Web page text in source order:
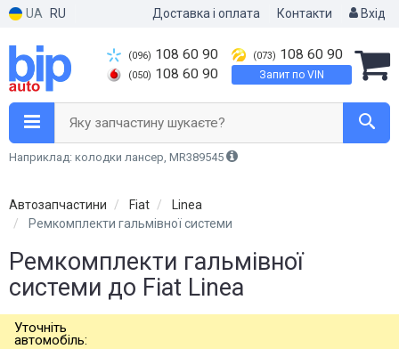
UA RU Доставка і оплата Контакти Вхід
(096) 108 60 90
(050) 108 60 90
(073) 108 60 90
Запит по VIN
Яку запчастину шукаєте?
Наприклад: колодки лансер, MR389545
Автозапчастини Fiat
Linea
Ремкомплекти гальмівної системи
Ремкомплекти гальмівної
системи до Fiat Linea
Уточніть
автомобіль: